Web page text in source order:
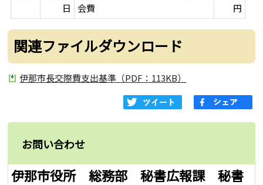
日
会費
円
関連ファイルダウンロード
伊那市長交際費支出基準（PDF：113KB）
お問い合わせ
伊那市役所 総務部 秘書広報課 秘書